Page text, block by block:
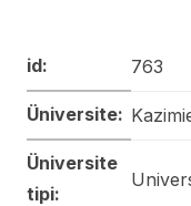
id: 763
Üniversite:
Üniversite
tipi: